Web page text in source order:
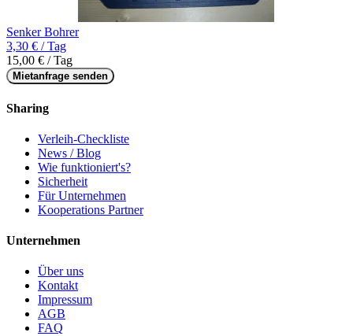
Senker Bohrer
3,30 € / Tag
15,00 € / Tag
Mietanfrage senden
Sharing
Verleih-Checkliste
News / Blog
Wie funktioniert's?
Sicherheit
Für Unternehmen
Kooperations Partner
Unternehmen
Über uns
Kontakt
Impressum
AGB
FAQ